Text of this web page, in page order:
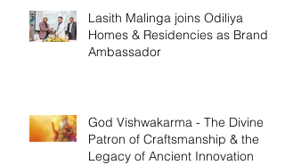
Lasith Malinga joins Odiliya
Homes & Residencies as Brand
Ambassador
God Vishwakarma - The Divine
Patron of Craftsmanship & the
Legacy of Ancient Innovation